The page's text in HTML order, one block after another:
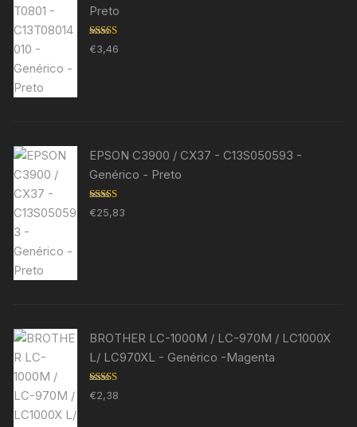
Preto
Avaliação
5.00 de 5
€3,46
EPSON C3900 / CX37 - C13S050593 -
Genérico - Preto
Avaliação
5.00de 5
€25,83
BROTHER LC-1000M / LC-970M / LC1000X
L/ LC970XL - Genérico -Magenta
Avaliação
5.00de 5
€2,38